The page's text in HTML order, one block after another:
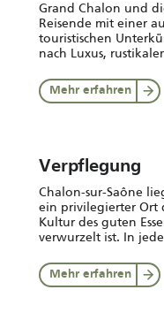
Grand Chalon und
Reisende mit einer
touristischen
nach Luxus,
Mehr erfahren
Verpflegung
Chalon-sur-Saône
ein privilegierter Ort
Kultur des guten
verwurzelt ist. In
Mehr erfahren